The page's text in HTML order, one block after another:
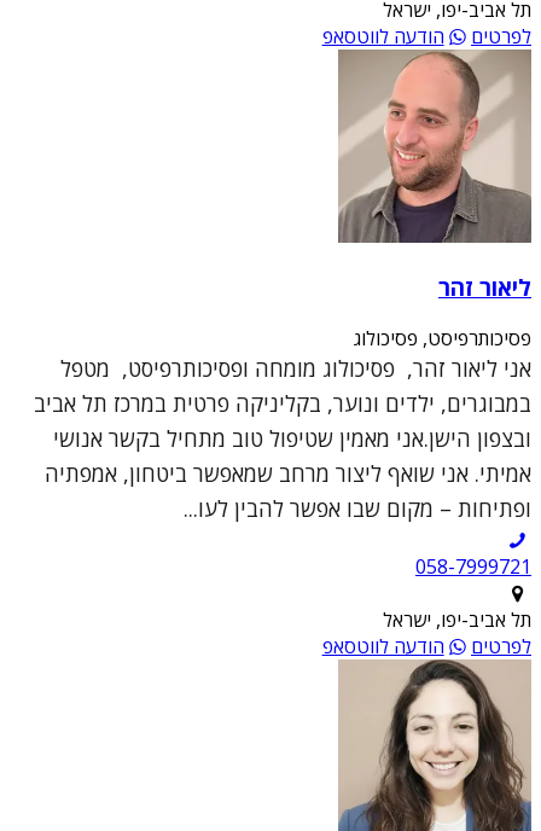
תל אביב-יפו, ישראל
לפרטים
הודעה לווטסאפ
ליאור זהר
פסיכותרפיסט, פסיכולוג
אני ליאור זהר, פסיכולוג מומחה ופסיכותרפיסט, מטפל
במבוגרים, ילדים ונוער, בקליניקה פרטית במרכז תל אביב
ובצפון הישן.אני מאמין שטיפול טוב מתחיל בקשר אנושי
אמיתי. אני שואף ליצור מרחב שמאפשר ביטחון, אמפתיה
ופתיחות – מקום שבו אפשר להבין לעו...
תל אביב-יפו, ישראל
לפרטים
הודעה לווטסאפ